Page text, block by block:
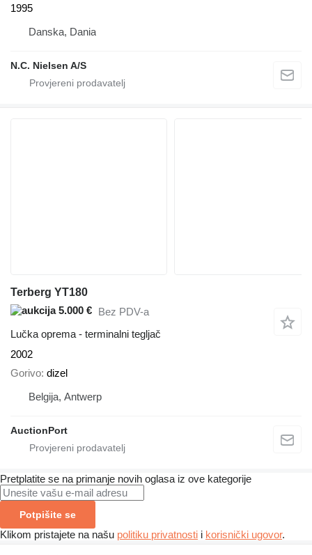
1995
Danska, Dania
N.C. Nielsen A/S
Terberg YT180
5.000 € Bez PDV-a
Lučka oprema - terminalni tegljač
2002
Gorivo dizel
Belgija, Antwerp
AuctionPort
Pretplatite se na primanje novih oglasa iz ove kategorije
Potpišite se
Klikom pristajete na našu politiku privatnosti i korisnički ugovor.